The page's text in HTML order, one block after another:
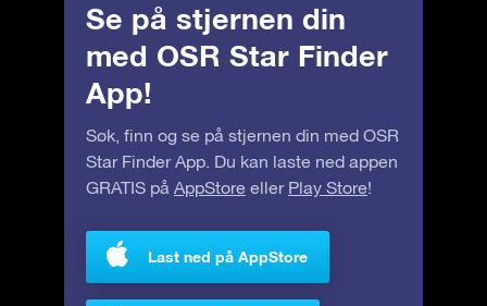
Se på stjernen din
med OSR Star Finder
App!
Søk, finn og se på stjernen din med OSR
Star Finder App. Du kan laste ned appen
GRATIS på AppStore eller Play Store!
Last ned på AppStore